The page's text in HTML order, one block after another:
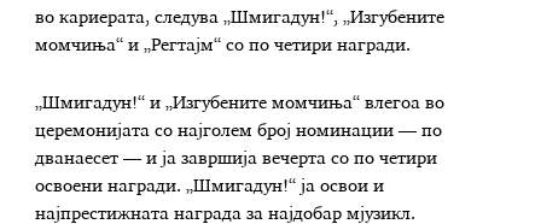
во кариерата, следува „Шмигадун!“, „Изгубените
момчиња“ и „Регтајм“ со по четири награди.
„Шмигадун!“ и „Изгубените момчиња“ влегоа во
церемонијата со најголем број номинации — по
дванаесет — и ја завршија вечерта со по четири
освоени награди. „Шмигадун!“ ја освои и
најпрестижната награда за најдобар мјузикл.